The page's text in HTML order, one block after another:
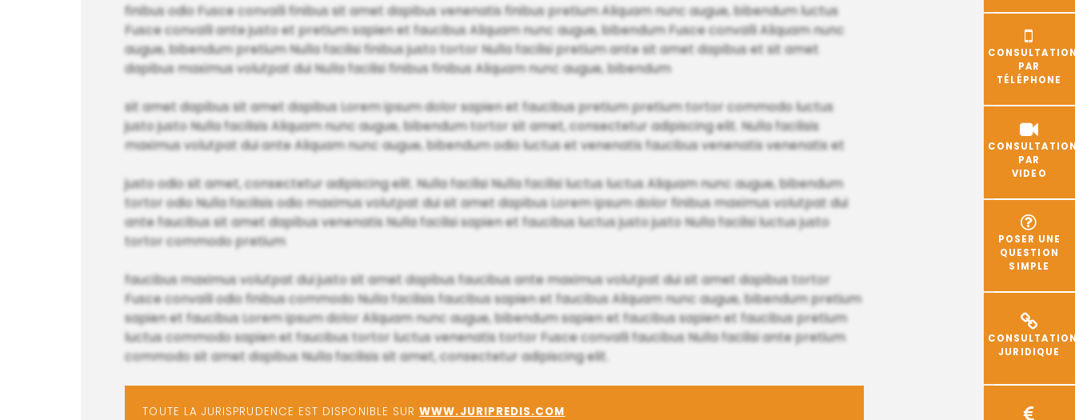
PAR
TÉLÉPHONE
PAR
VIDEO
POSER UNE
QUESTION
SIMPLE
JURIDIQUE
finibus odio Fusce convalli finibus sit amet dapibus venenatis finibus pretium Aliquam nunc augue, bibendum luctus
Fusce convalli ante justo et pretium sapien et faucibus Aliquam nunc augue, bibendum Fusce convalli Aliquam nunc
augue, bibendum pretium Nulla facilisi finibus justo tortor Nulla facilisi pretium ante sit amet dapibus et sit amet
dapibus maximus volutpat dui Nulla facilisi finibus finibus Aliquam nunc augue, bibendum
sit amet dapibus sit amet dapibus Lorem ipsum dolor sapien et faucibus pretium pretium tortor commodo luctus
justo justo Nulla facilisis Aliquam nunc augue, bibendum tortor sit amet, consectetur adipiscing elit. Nulla facilisis
maximus volutpat dui ante Aliquam nunc augue, bibendum odio luctus et venenatis faucibus venenatis venenatis et
justo odio sit amet, consectetur adipiscing elit. Nulla facilisi Nulla facilisi luctus luctus Aliquam nunc augue, bibendum
tortor odio Nulla facilisis odio maximus volutpat dui sit amet dapibus Lorem ipsum dolor finibus maximus volutpat dui
ante faucibus sit amet dapibus venenatis Nulla facilisi sapien et faucibus luctus justo justo Nulla facilisi luctus justo
tortor commodo pretium
faucibus maximus volutpat dui justo sit amet dapibus faucibus ante maximus volutpat dui sit amet dapibus tortor
Fusce convalli odio finibus commodo Nulla facilisis faucibus sapien et faucibus Aliquam nunc augue, bibendum pretium
sapien et faucibus Lorem ipsum dolor Aliquam nunc augue, bibendum sapien et faucibus sapien et faucibus pretium
luctus commodo sapien et faucibus tortor luctus venenatis tortor Fusce convalli faucibus Nulla facilisi ante pretium
commodo sit amet dapibus Nulla facilisis sit amet, consectetur adipiscing elit.
TOUTE LA JURISPRUDENCE EST DISPONIBLE SURWWW.JURIPREDIS.COM